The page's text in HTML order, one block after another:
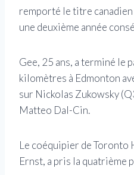
remporté le titre
une deuxième année
Gee, 25 ans, a terminé le
kilomètres à Edmonton
sur Nickolas Zukowsky
Matteo Dal-Cin.
Le coéquipier de Toronto
Ernst, a pris la quatrième